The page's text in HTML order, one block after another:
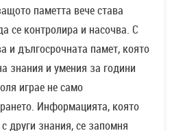
паметта вече става
се контролира и насочва. С
и дългосрочната памет, която
знания и умения за години
играе не само
Информацията, която
други знания, се запомня